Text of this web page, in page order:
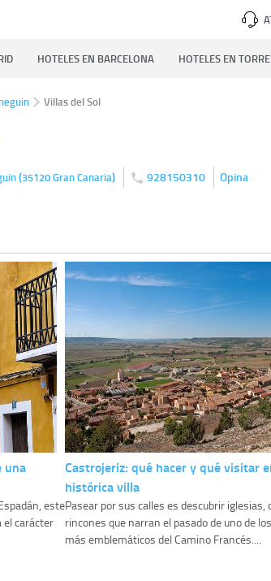
HOTELES EN BARCELONA HOTELES EN
Villas del Sol
(35120Gran Canaria) 928150310 Opina
una
este
el carácter
Castrojeriz: qué hacer y qué visitar
histórica villa
Pasear por sus calles es descubrir iglesias,
rincones que narran el pasado de uno de
más emblemáticos del Camino Francés....